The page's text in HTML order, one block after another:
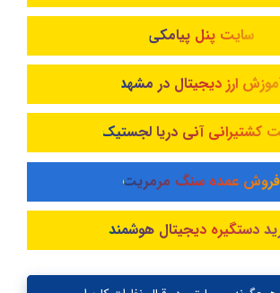
سایت پنل پیامکی
ارز دیجیتال در مشهد
کشتیرانی آنی دریا لجستیک
فروش عمده سنگ مرمریت
دستگیره دیجیتال هوشمند